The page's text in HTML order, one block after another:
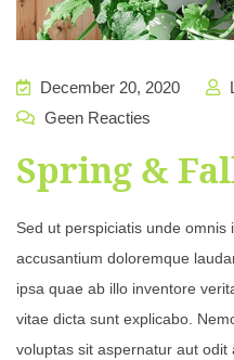
December 20, 2020
Geen Reacties
Spring &
Sed ut perspiciatis unde
accusantium doloremque
ipsa quae ab illo inventore
vitae dicta sunt explicabo.
voluptas sit aspernatur aut